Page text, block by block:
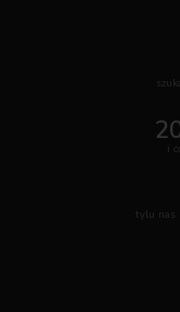
i
tylu nas